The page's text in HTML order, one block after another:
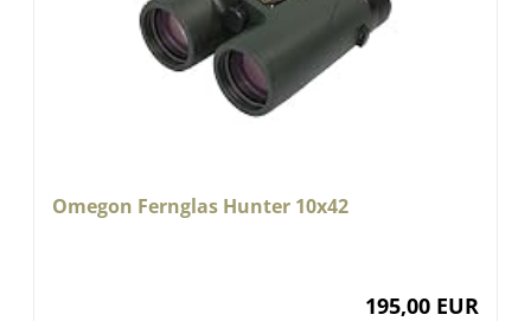
Omegon Fernglas Hunter 10x42
195,00 EUR